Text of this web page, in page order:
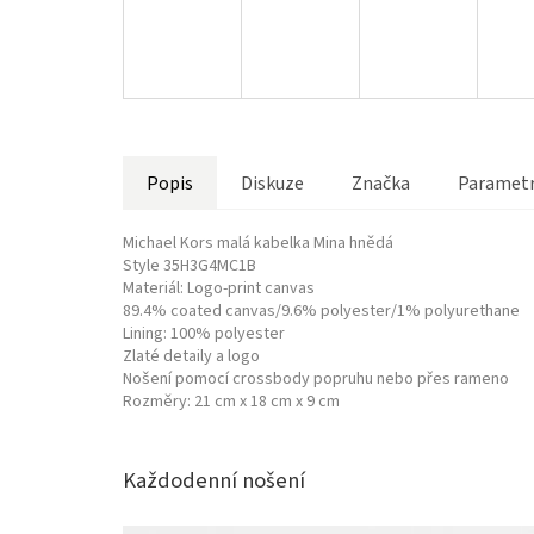
Popis Diskuze Značka
Michael Kors malá kabelka Mina hnědá
Style 35H3G4MC1B
Materiál: Logo-print canvas
89.4% coated canvas/9.6% polyester/1% polyurethane
Lining: 100% polyester
Zlaté detaily a logo
Nošení pomocí crossbody popruhu nebo přes rameno
Rozměry: 21 cm x 18 cm x 9 cm
Každodenní nošení